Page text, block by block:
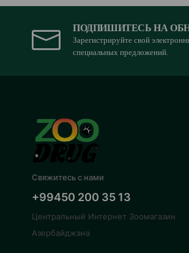
ПОДПИШИТЕСЬ НА
Зарегистрируйте свой
специальных предложений.
Свяжитесь с нами
+99450 200 35 13
Центральный Интернет Зоомагазин
Азербайджана